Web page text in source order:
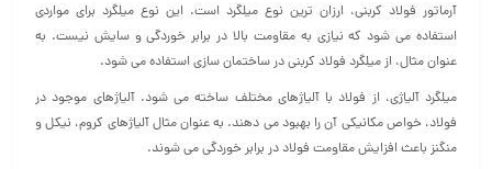
آرماتور فولاد کربنی، ارزان‌ ترین نوع میلگرد است. این نوع میلگرد برای مواردی
استفاده می‌ شود که نیازی به مقاومت بالا در برابر خوردگی و سایش نیست. به
عنوان مثال، از میلگرد فولاد کربنی در ساختمان‌ سازی استفاده می‌ شود.
میلگرد آلیاژی، از فولاد با آلیاژهای مختلف ساخته می‌ شود. آلیاژهای موجود در
فولاد، خواص مکانیکی آن را بهبود می دهند. به عنوان مثال آلیاژهای کروم، نیکل و
منگنز باعث افزایش مقاومت فولاد در برابر خوردگی می‌ شوند.